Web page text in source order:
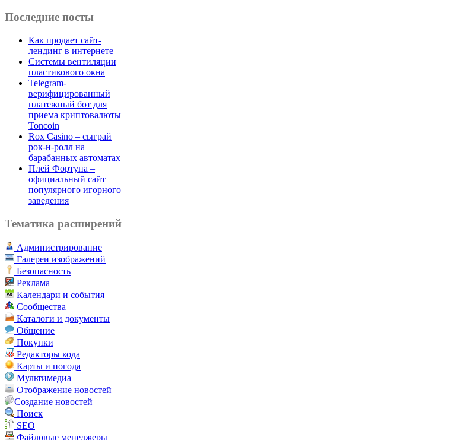
Последние посты
Как продает сайт-
лендинг в интернете
Системы вентиляции
пластикового окна
Telegram-
верифицированный
платежный бот для
приема криптовалюты
Toncoin
Rox Casino – сыграй
рок-н-ролл на
барабанных автоматах
Плей Фортуна –
официальный сайт
популярного игорного
заведения
Тематика расширений
Администрирование
Галереи изображений
Безопасность
Реклама
Календари и события
Сообщества
Каталоги и документы
Общение
Покупки
Редакторы кода
Карты и погода
Мультимедиа
Отображение новостей
Создание новостей
Поиск
SEO
Файловые менеджеры